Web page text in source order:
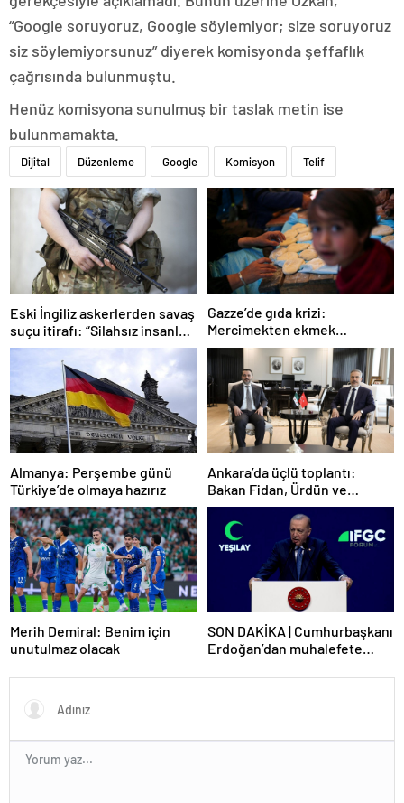
“Google soruyoruz, Google söylemiyor; size soruyoruz
siz söylemiyorsunuz” diyerek komisyonda şeffaflık
çağrısında bulunmuştu.
Henüz komisyona sunulmuş bir taslak metin ise
bulunmamakta.
Dijital Düzenleme Google Komisyon Telif
Eski İngiliz askerlerden savaş
suçu itirafı: “Silahsız insanları
uykuda öldürdüler”
Gazze’de gıda krizi:
Mercimekten ekmek
yapıyorlar
Almanya: Perşembe günü
Türkiye’de olmaya hazırız
Ankara’da üçlü toplantı:
Bakan Fidan, Ürdün ve
Suriyeli mevkidaşlarıyla
görüştü
Merih Demiral: Benim için
unutulmaz olacak
SON DAKİKA | Cumhurbaşkanı
Erdoğan’dan muhalefete
dert ettikleri kadar suyun